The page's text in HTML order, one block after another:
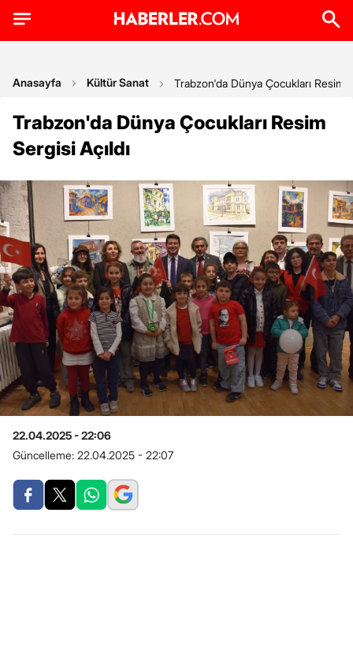
Anasayfa Kültür Sanat Trabzon'da Dünya Çocukları Resim
Trabzon'da Dünya Çocukları Resim
Sergisi Açıldı
22.04.2025 - 22:06
Güncelleme: 22.04.2025 - 22:07